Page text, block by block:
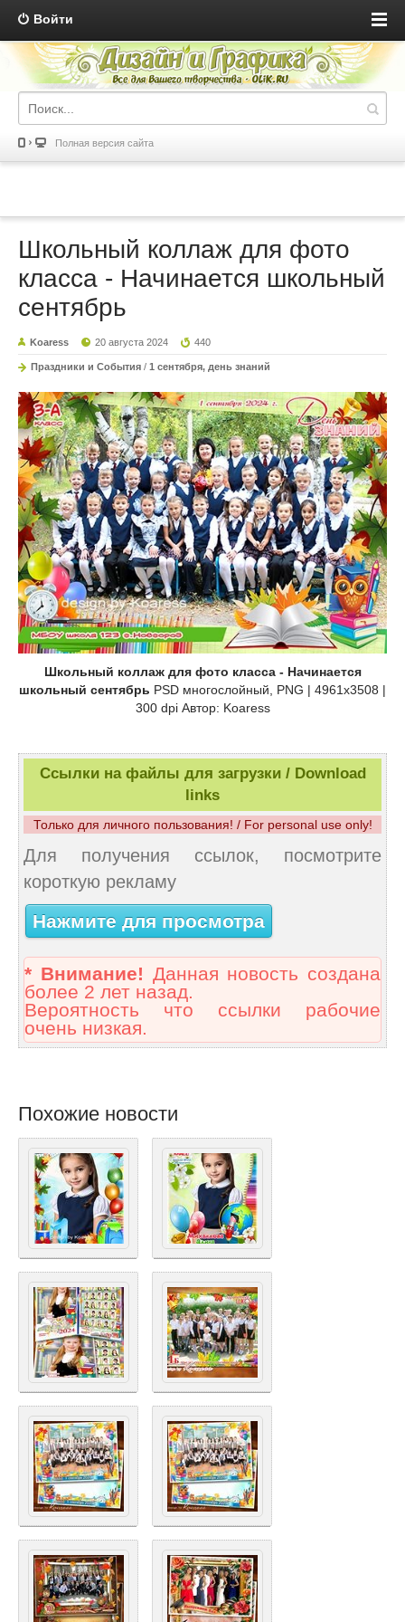
Войти
Полная версия сайта
Школьный коллаж для фото
класса - Начинается школьный
сентябрь
Koaress 20 августа 2024 440
Праздники и События / 1 сентября, день знаний
Школьный коллаж для фото класса - Начинается
школьный сентябрь PSD многослойный, PNG | 4961x3508 |
300 dpi Автор: Koaress
Ссылки на файлы для загрузки / Download
links
Только для личного пользования! / For personal use only!
Для получения ссылок, посмотрите
короткую рекламу
Нажмите для просмотра
* Внимание! Данная новость создана
более 2 лет назад.
Вероятность что ссылки рабочие
очень низкая.
Похожие новости